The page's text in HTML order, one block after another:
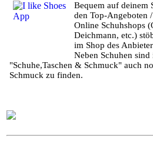
Bequem auf deinem
den Top-Angeboten
Online Schuhshops
Deichmann, etc.)
im Shop des
Neben Schuhen
"Schuhe,Taschen & Schmuck" auch
Schmuck zu finden.